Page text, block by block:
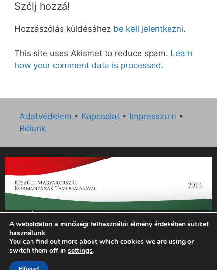
Szólj hozzá!
Hozzászólás küldéséhez be kell jelentkezni.
This site uses Akismet to reduce spam. Learn
how your comment data is processed.
Adatvédelem • Kapcsolat • Impresszum •
Rólunk
„Az Új Ember katolikus hetilap 2014. évi működésének
támogatását az EGYH-KCP-14-P-0121 sz. támogatási
szerződés keretében 3 000 000 Ft összegben támogatta az
Emberi Erőforrások Minisztériuma.”
A weboldalon a minőségi felhasználói élmény érdekében sütiket
használunk.
You can find out more about which cookies we are using or
switch them off in settings.